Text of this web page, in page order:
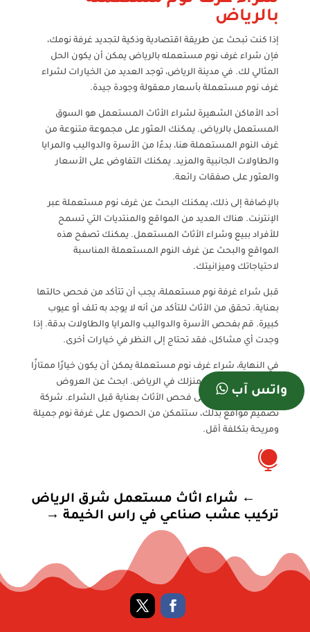
بالرياض
إذا كنت تبحث عن طريقة اقتصادية وذكية لتجديد غرفة نومك،
فإن شراء غرف نوم مستعمله بالرياض يمكن أن يكون الحل
المثالي لك. في مدينة الرياض، توجد العديد من الخيارات لشراء
غرف نوم مستعملة بأسعار معقولة وجودة جيدة.
أحد الأماكن الشهيرة لشراء الأثاث المستعمل هو السوق
المستعمل بالرياض. يمكنك العثور على مجموعة متنوعة من
غرف النوم المستعملة هنا، بدءًا من الأسرة والدواليب والمرايا
والطاولات الجانبية والمزيد. يمكنك التفاوض على الأسعار
والعثور على صفقات رائعة.
بالإضافة إلى ذلك، يمكنك البحث عن غرف نوم مستعملة عبر
الإنترنت. هناك العديد من المواقع والمنتديات التي تسمح
للأفراد ببيع وشراء الأثاث المستعمل. يمكنك تصفح هذه
المواقع والبحث عن غرف النوم المستعملة المناسبة
لاحتياجاتك وميزانيتك.
قبل شراء غرفة نوم مستعملة، يجب أن تتأكد من فحص حالتها
بعناية. تحقق من الأثاث للتأكد من أنه لا يوجد به تلف أو عيوب
كبيرة. قم بفحص الأسرة والدواليب والمرايا والطاولات بدقة. إذا
وجدت أي مشاكل، فقد تحتاج إلى النظر في خيارات أخرى.
في النهاية، شراء غرف نوم مستعملة يمكن أن يكون خيارًا ممتازًا
لتوفير المال وتجديد منزلك في الرياض. ابحث عن العروض
المناسبة واحرص على فحص الأثاث بعناية قبل الشراء. شركة
تصميم مواقع بذلك، ستتمكن من الحصول على غرفة نوم جميلة
ومريحة بتكلفة أقل.

← شراء اثاث مستعمل شرق الرياض
تركيب عشب صناعي في راس الخيمة→
واتس آب